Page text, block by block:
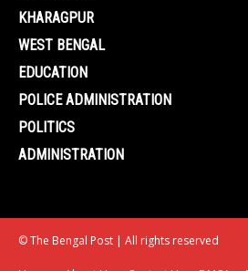
KHARAGPUR
WEST BENGAL
EDUCATION
POLICE ADMINISTRATION
POLITICS
ADMINISTRATION
© The Bengal Post | All rights reserved